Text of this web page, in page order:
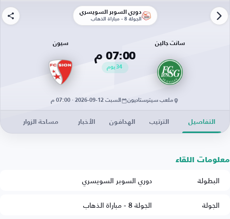
دوري السوبر السويسري
الجولة 8 - مباراة الذهاب
سانت جالين
07:00 م
34يوم
سيون
ملعب سيترستاديون السبت 12-09-2026 · 07:00 م
التفاصيل الترتيب الهدافون الأخبار مساحة الزوار
معلومات اللقاء
البطولة
دوري السوبر السويسري
الجولة
الجولة 8 - مباراة الذهاب